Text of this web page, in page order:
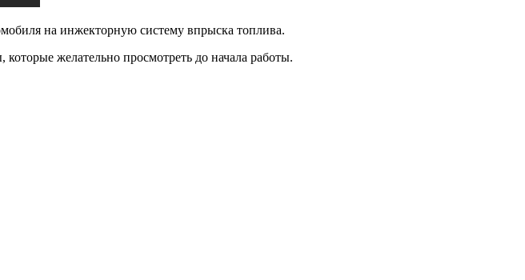
на инжекторную систему впрыска топлива.
желательно просмотреть до начала работы.